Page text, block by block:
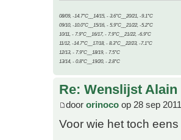
08/09, -14.7°C__14/15, - 3.6°C__20/21, -9.1°C
09/10, -10.0°C__15/16, - 5.9°C__21/22, -5.2°C
10/11, - 7.9°C__16/17, - 7.9°C__21/22, -6.9°C
11/12, -14.7°C__17/18, - 8.3°C__22/23, -7.1°C
12/13, - 7.9°C__18/19, - 7.5°C
13/14, - 0.8°C__19/20, - 2.8°C
Re: Wenslijst Alain
door orinoco op 28 sep
Voor wie het toch